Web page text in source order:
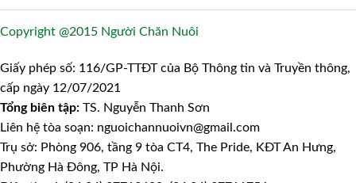
Copyright @2015 Người Chăn Nuôi
Giấy phép số: 116/GP-TTĐT của Bộ Thông tin và Truyền thông,
cấp ngày 12/07/2021
Tổng biên tập: TS. Nguyễn Thanh Sơn
Liên hệ tòa soạn: nguoichannuoivn@gmail.com
Trụ sở: Phòng 906, tầng 9 tòa CT4, The Pride, KĐT An Hưng,
Phường Hà Đông, TP Hà Nội.